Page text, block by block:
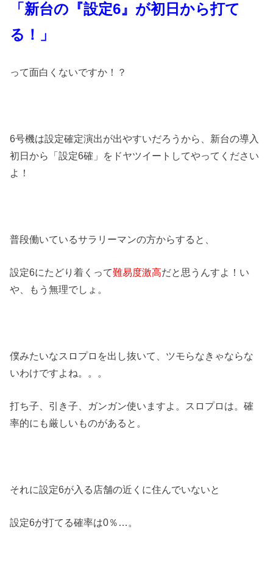
「新台の『設定6』が初日から打て
る！」
って面白くないですか！？
6号機は設定確定演出が出やすいだろうから、新台の導入
初日から「設定6確」をドヤツイートしてやってください
よ！
普段働いているサラリーマンの方からすると、
設定6にたどり着くって難易度激高だと思うんすよ！い
や、もう無理でしょ。
僕みたいなスロプロを出し抜いて、ツモらなきゃならな
いわけですよね。。。
打ち子、引き子、ガンガン使いますよ。スロプロは。確
率的にも厳しいものがあると。
それに設定6が入る店舗の近くに住んでいないと
設定6が打てる確率は0％…。